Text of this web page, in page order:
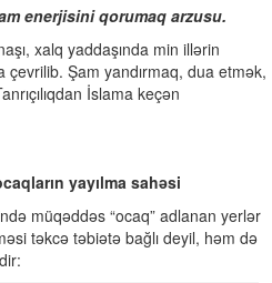
enerjisini qorumaq arzusu.
xalq yaddaşında min illərin
çevrilib. Şam yandırmaq, dua etmək,
İslama keçən
yayılma sahəsi
müqəddəs “ocaq” adlanan yerlər
təkcə təbiətə bağlı deyil, həm də